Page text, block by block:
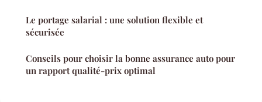
Le portage salarial : une solution flexible et
sécurisée
Conseils pour choisir la bonne assurance auto pour
un rapport qualité-prix optimal